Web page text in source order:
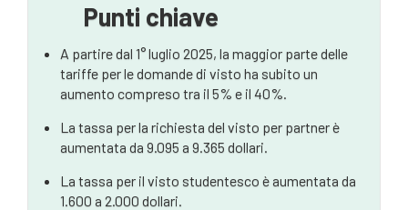
Come possono aiutarvi gli avvocati australiani
specializzati in migrazione
Punti chiave
A partire dal 1° luglio 2025, la maggior parte delle
tariffe per le domande di visto ha subito un
aumento compreso tra il 5% e il 40%.
La tassa per la richiesta del visto per partner è
aumentata da 9.095 a 9.365 dollari.
La tassa per il visto studentesco è aumentata da
1.600 a 2.000 dollari.